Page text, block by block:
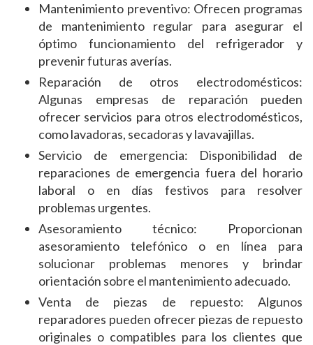
Mantenimiento preventivo: Ofrecen programas
de mantenimiento regular para asegurar el
óptimo funcionamiento del refrigerador y
prevenir futuras averías.
Reparación de otros electrodomésticos:
Algunas empresas de reparación pueden
ofrecer servicios para otros electrodomésticos,
como lavadoras, secadoras y lavavajillas.
Servicio de emergencia: Disponibilidad de
reparaciones de emergencia fuera del horario
laboral o en días festivos para resolver
problemas urgentes.
Asesoramiento técnico: Proporcionan
asesoramiento telefónico o en línea para
solucionar problemas menores y brindar
orientación sobre el mantenimiento adecuado.
Venta de piezas de repuesto: Algunos
reparadores pueden ofrecer piezas de repuesto
originales o compatibles para los clientes que